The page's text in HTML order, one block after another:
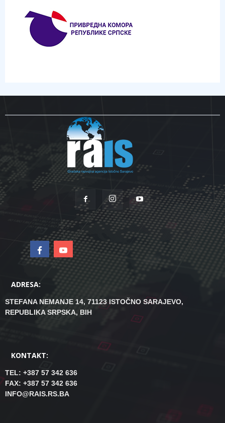
ADRESA:
STEFANA NEMANJE 14, 71123 ISTOČNO SARAJEVO,
REPUBLIKA SRPSKA, BIH
KONTAKT:
TEL: +387 57 342 636
FAX: +387 57 342 636
INFO@RAIS.RS.BA